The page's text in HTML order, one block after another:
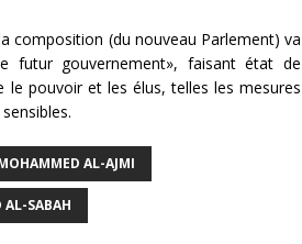
composition (du nouveau Parlement) va
futur gouvernement», faisant état de
le pouvoir et les élus, telles les mesures
AL-AJMI
AL-SABAH